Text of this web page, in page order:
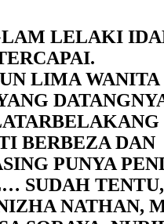
LELAKI
LIMA WANITA
BERBEZA DAN
PUNYA
SUDAH TENTU,
NATHAN,